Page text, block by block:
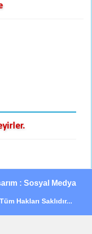
: Sosyal Medya
Hakları Saklıdır...